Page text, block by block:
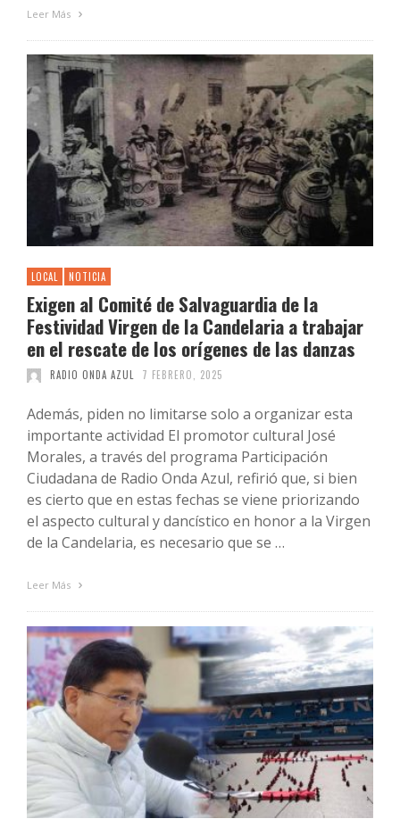
Leer Más
LOCAL NOTICIA
Exigen al Comité de Salvaguardia de la
Festividad Virgen de la Candelaria a trabajar
en el rescate de los orígenes de las danzas
RADIO ONDA AZUL 7 FEBRERO, 2025
Además, piden no limitarse solo a organizar esta
importante actividad El promotor cultural José
Morales, a través del programa Participación
Ciudadana de Radio Onda Azul, refirió que, si bien
es cierto que en estas fechas se viene priorizando
el aspecto cultural y dancístico en honor a la Virgen
de la Candelaria, es necesario que se …
Leer Más